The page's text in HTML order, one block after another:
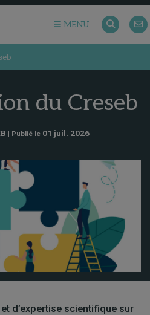
MENU
du Creseb
| Publié le 01 juil. 2026
d’expertise scientifique sur